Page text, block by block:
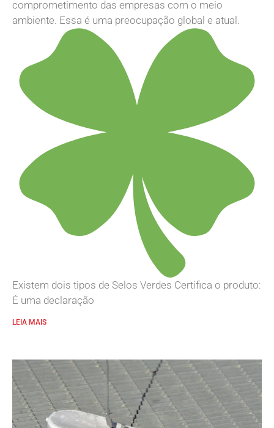
comprometimento das empresas com o meio
ambiente. Essa é uma preocupação global e atual.
Existem dois tipos de Selos Verdes Certifica o produto:
É uma declaração
LEIA MAIS